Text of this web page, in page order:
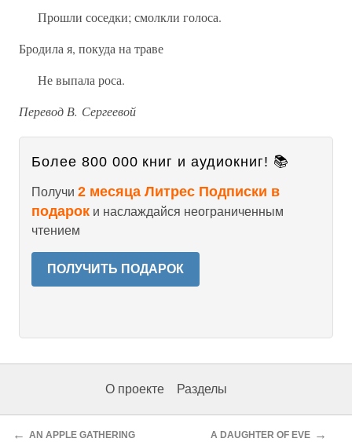
Прошли соседки; смолкли голоса.
Бродила я, покуда на траве
Не выпала роса.
Перевод В. Сергеевой
Более 800 000 книг и аудиокниг! 📚
Получи 2 месяца Литрес Подписки в
подарок и наслаждайся неограниченным
чтением
ПОЛУЧИТЬ ПОДАРОК
О проекте Разделы
← AN APPLE GATHERING A DAUGHTER OF EVE →